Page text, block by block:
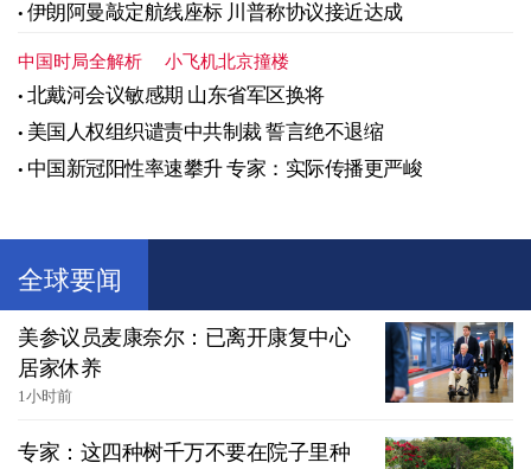
伊朗阿曼敲定航线座标 川普称协议接近达成
中国时局全解析 小飞机北京撞楼
北戴河会议敏感期 山东省军区换将
美国人权组织谴责中共制裁 誓言绝不退缩
中国新冠阳性率速攀升 专家：实际传播更严峻
全球要闻
美参议员麦康奈尔：已离开康复中心
居家休养
1小时前
专家：这四种树千万不要在院子里种